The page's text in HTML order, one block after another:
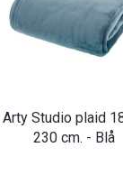
Arty Studio plaid
230 cm. - Blå